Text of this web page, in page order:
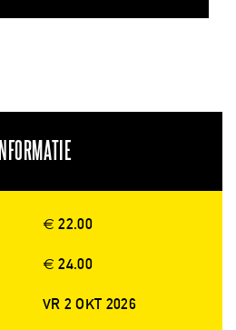
INFORMATIE
€ 22.00
€ 24.00
VR 2 OKT 2026